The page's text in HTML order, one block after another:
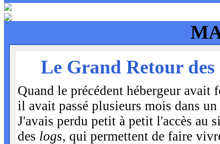
Le Grand Retour
Quand le précédent hébergeur
il avait passé plusieurs mois dans
J'avais perdu petit à petit l'accès au
des logs, qui permettent de faire